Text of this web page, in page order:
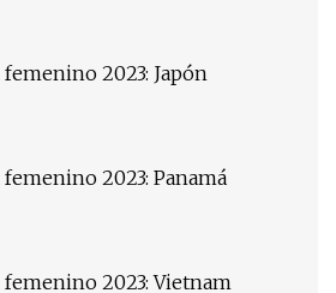
2023: Japón
2023: Panamá
2023: Vietnam